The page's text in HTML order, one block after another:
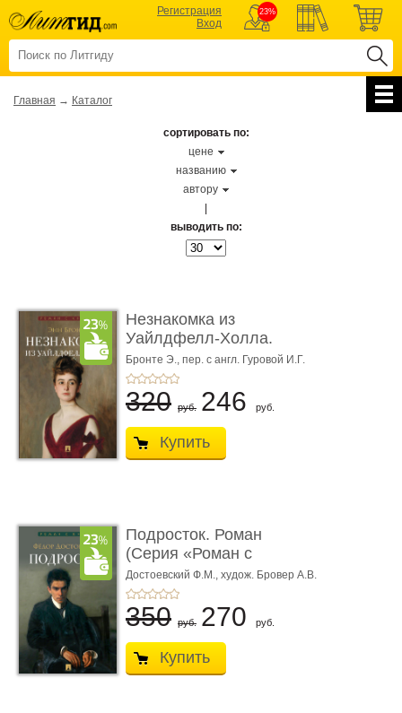
Регистрация
Вход
23%
Главная → Каталог
сортировать по:
цене
названию
автору
выводить по:
Незнакомка из
Уайлдфелл-Холла.
Роман (Серия «Р� ...
Бронте Э., пер. с англ. Гуровой И.Г.
320 руб. 246 руб.
Купить
Подросток. Роман
(Серия «Роман с
книгой»)
Достоевский Ф.М., худож. Бровер А.В.
350 руб. 270 руб.
Купить